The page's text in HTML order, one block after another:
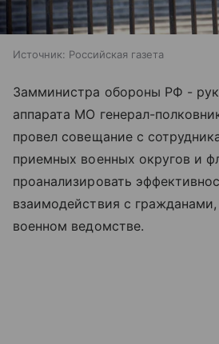
Источник: Российская газета
Замминистра обороны РФ -
аппарата МО генерал-
провел совещание с
приемных военных округов и
проанализировать
взаимодействия с
военном ведомстве.